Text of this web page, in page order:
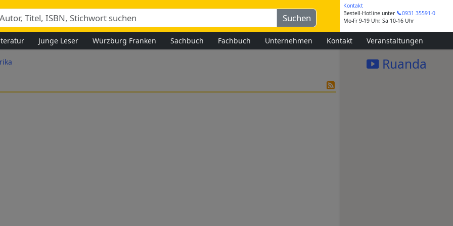
Kontakt
Bestell-Hotline unter
0931 35591-0
Mo-Fr 9-19 Uhr, Sa 10-16 Uhr
Junge Leser Würzburg Franken Sachbuch Fachbuch Unternehmen Kontakt Veranstaltungen
Ruanda